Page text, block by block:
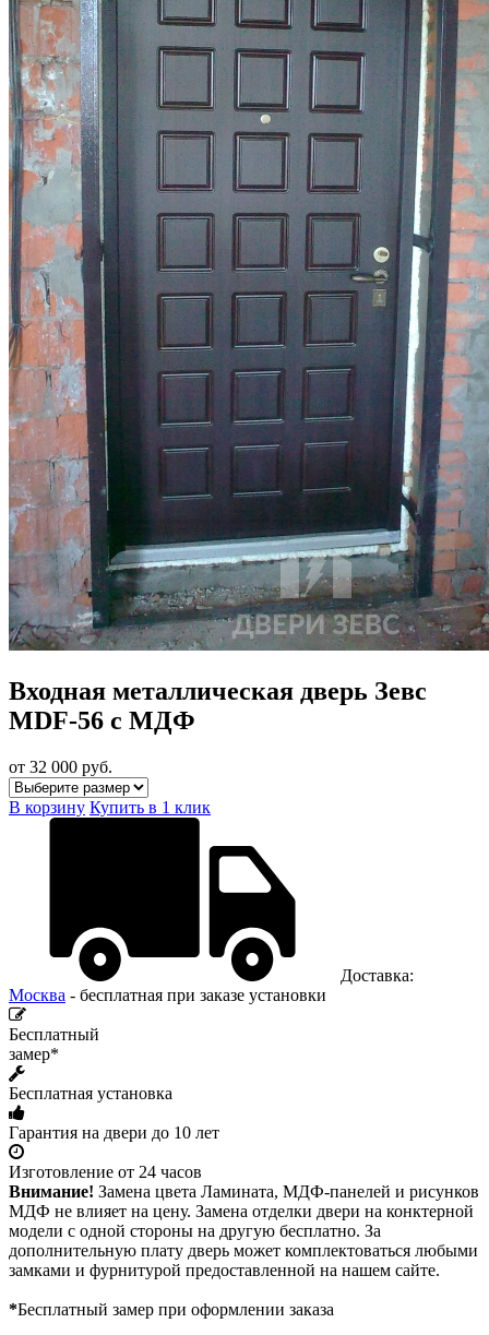
Входная металлическая дверь Зевс
MDF-56 с МДФ
от 32 000 руб.
В корзину Купить в 1 клик
Доставка:
Москва - бесплатная при заказе установки
Бесплатный
замер*
Бесплатная установка
Гарантия на двери до 10 лет
Изготовление от 24 часов
Внимание! Замена цвета Ламината, МДФ-панелей и рисунков
МДФ не влияет на цену. Замена отделки двери на конктерной
модели с одной стороны на другую бесплатно. За
дополнительную плату дверь может комплектоваться любыми
замками и фурнитурой предоставленной на нашем сайте.
*Бесплатный замер при оформлении заказа